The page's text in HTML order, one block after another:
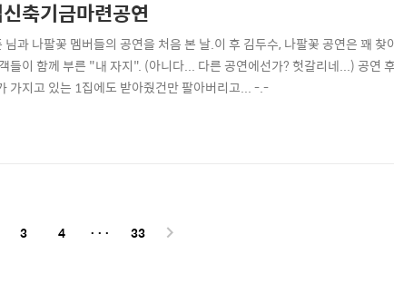
축기금마련공연
과 나팔꽃 멤버들의 공연을 처음 본 날.이 후 김두수, 나팔꽃 공연은 꽤 찾
들이 함께 부른 "내 자지". (아니다... 다른 공연에선가? 헛갈리네...) 공연
가지고 있는 1집에도 받아줬건만 팔아버리고... -.-
3 4 ··· 33